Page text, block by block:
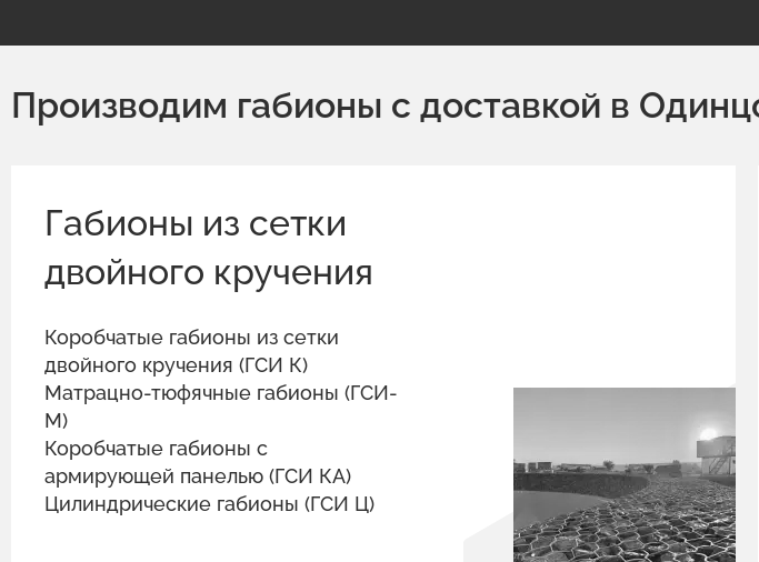
Производим габионы с доставкой в
Габионы из сетки
двойного кручения
Коробчатые габионы из сетки
двойного кручения (ГСИ К)
Матрацно-тюфячные габионы (ГСИ-
М)
Коробчатые габионы с
армирующей панелью (ГСИ КА)
Цилиндрические габионы (ГСИ Ц)